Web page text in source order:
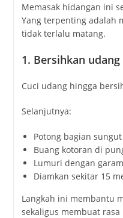
Memasak hidangan ini
Yang terpenting adalah
tidak terlalu matang.
1. Bersihkan udang
Cuci udang hingga
Selanjutnya:
Potong bagian
Buang kotoran di
Lumuri dengan
Diamkan sekitar 15
Langkah ini membantu
sekaligus membuat